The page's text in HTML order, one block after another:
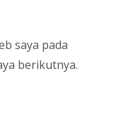
saya pada
berikutnya.